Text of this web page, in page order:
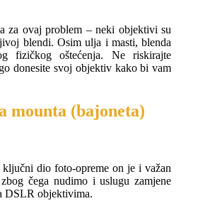
za ovaj problem – neki objektivi su
blendi. Osim ulja i masti, blenda
fizičkog oštećenja. Ne riskirajte
donesite svoj objektiv kako bi vam
mounta (bajoneta)
dio foto-opreme on je i važan
čega nudimo i uslugu zamjene
DSLR objektivima.